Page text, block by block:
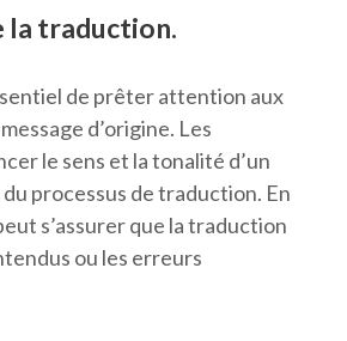
la traduction.
de prêter attention aux
d’origine. Les
le sens et la tonalité d’un
processus de traduction. En
s’assurer que la traduction
ou les erreurs